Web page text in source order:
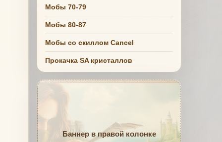
Мобы 70-79
Мобы 80-87
Мобы со скиллом Cancel
Прокачка SA кристаллов
Баннер в правой колонке